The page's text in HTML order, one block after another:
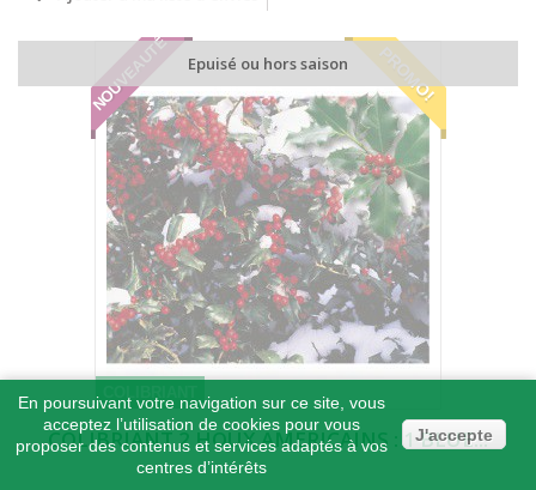
Epuisé ou hors saison
NOUVEAUTÉ PROMO!
COLIBRIANT 2 HOUX AMERICAINS : 1 BLUE...
En poursuivant votre navigation sur ce site, vous
acceptez l’utilisation de cookies pour vous
proposer des contenus et services adaptés à vos
centres d’intérêts
J'accepte